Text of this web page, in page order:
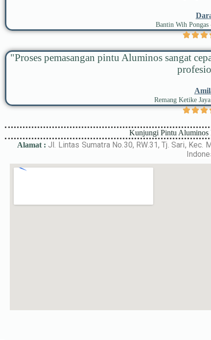
Bantin Wih
"Proses pemasangan pintu Aluminos sangat
Remang Ketike
Kunjungi Pintu Aluminos
Alamat : Jl. Lintas Sumatra No.30, RW.31, Tj. Sari, Kec.